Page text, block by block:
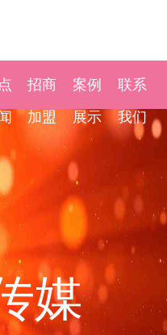
招商
加盟
案例
展示
联系
我们
媒